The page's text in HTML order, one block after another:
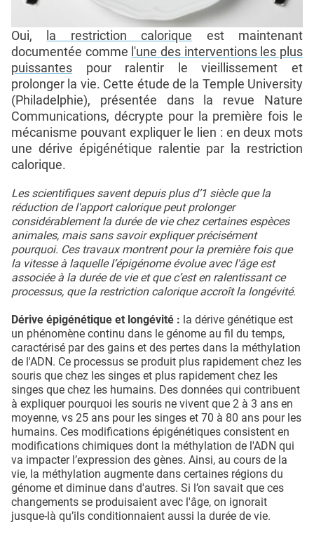
Oui, la restriction calorique est maintenant
documentée comme l'une des interventions les plus
puissantes pour ralentir le vieillissement et
prolonger la vie. Cette étude de la Temple University
(Philadelphie), présentée dans la revue Nature
Communications, décrypte pour la première fois le
mécanisme pouvant expliquer le lien : en deux mots
une dérive épigénétique ralentie par la restriction
calorique.
Les scientifiques savent depuis plus d’1 siècle que la
réduction de l'apport calorique peut prolonger
considérablement la durée de vie chez certaines espèces
animales, mais sans savoir expliquer précisément
pourquoi. Ces travaux montrent pour la première fois que
la vitesse à laquelle l’épigénome évolue avec l'âge est
associée à la durée de vie et que c’est en ralentissant ce
processus, que la restriction calorique accroît la longévité.
Dérive épigénétique et longévité : la dérive génétique est
un phénomène continu dans le génome au fil du temps,
caractérisé par des gains et des pertes dans la méthylation
de l'ADN. Ce processus se produit plus rapidement chez les
souris que chez les singes et plus rapidement chez les
singes que chez les humains. Des données qui contribuent
à expliquer pourquoi les souris ne vivent que 2 à 3 ans en
moyenne, vs 25 ans pour les singes et 70 à 80 ans pour les
humains. Ces modifications épigénétiques consistent en
modifications chimiques dont la méthylation de l'ADN qui
va impacter l’expression des gènes. Ainsi, au cours de la
vie, la méthylation augmente dans certaines régions du
génome et diminue dans d'autres. Si l’on savait que ces
changements se produisaient avec l'âge, on ignorait
jusque-là qu’ils conditionnaient aussi la durée de vie.